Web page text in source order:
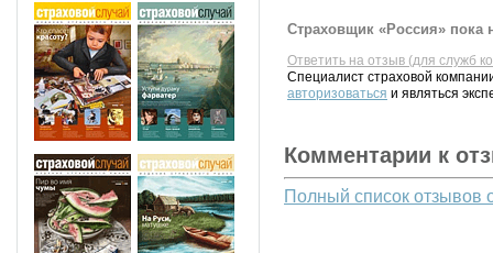
Страховщик «Россия» пока
Ответить на отзыв (для служб
Специалист страховой
авторизоваться и являться
Комментарии к
Полный список отзывов